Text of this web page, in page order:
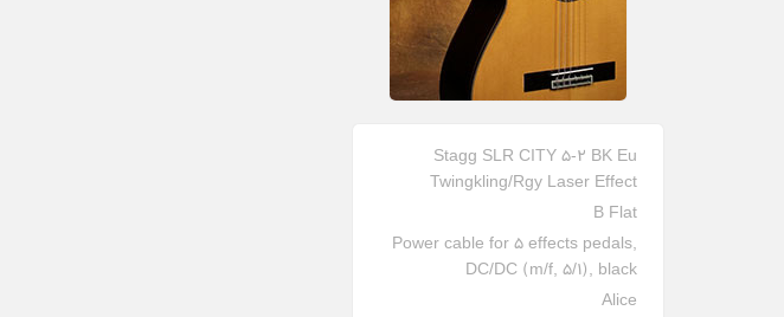
Stagg SLR CITY 5-2 BK Eu
Twingkling/Rgy Laser Effect
B Flat
Power cable for 5 effects pedals,
DC/DC (m/f, 5/1), black
Alice